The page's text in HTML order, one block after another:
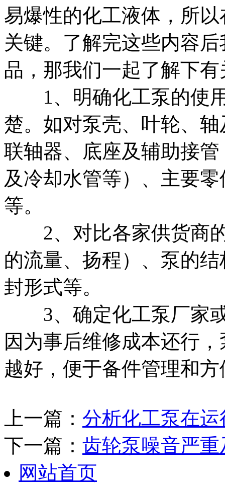
易爆性的化工液体，所
关键。了解完这些内容
品，那我们一起了解下
1、明确化工泵的使用
楚。如对泵壳、叶轮、
联轴器、底座及辅助接
及冷却水管等）、主要
等。
2、对比各家供货商的
的流量、扬程）、泵的
封形式等。
3、确定化工泵厂家或
因为事后维修成本还行
越好，便于备件管理和
上一篇： 分析化工泵在
下一篇： 齿轮泵噪音严
网站首页